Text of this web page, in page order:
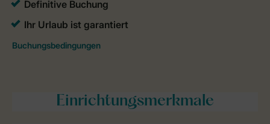
Einrichtungsmerkmale